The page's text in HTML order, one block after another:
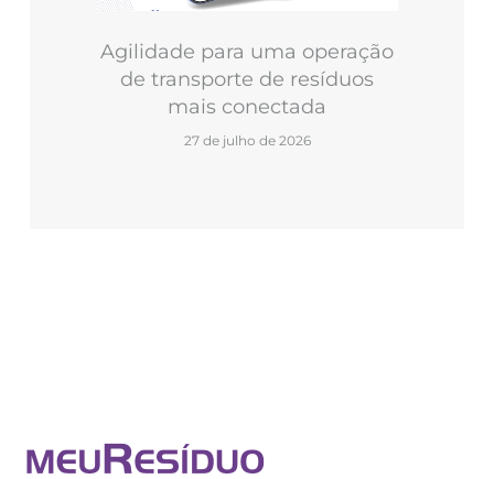
Agilidade para uma operação
de transporte de resíduos
mais conectada
27 de julho de 2026